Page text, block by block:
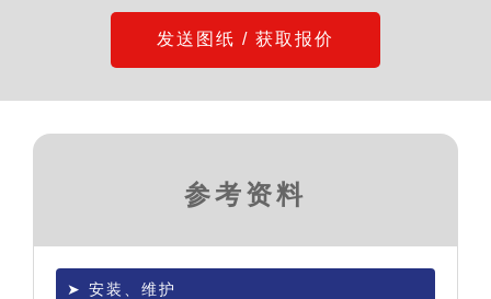
发送图纸 / 获取报价
参考资料
安装、维护